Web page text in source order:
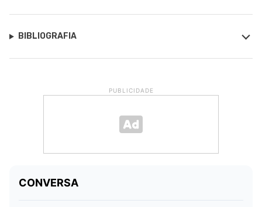
BIBLIOGRAFIA
PUBLICIDADE